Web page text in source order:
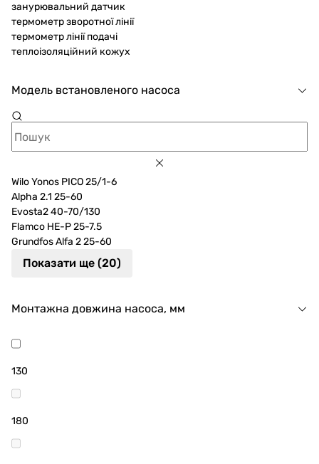
занурювальний датчик
термометр зворотної лінії
термометр лінії подачі
теплоізоляційний кожух
Модель встановленого насоса
Wilo Yonos PICO 25/1-6
Alpha 2.1 25-60
Evosta2 40-70/130
Flamco HE-P 25-7.5
Grundfos Alfa 2 25-60
Показати ще (20)
Монтажна довжина насоса, мм
130
180